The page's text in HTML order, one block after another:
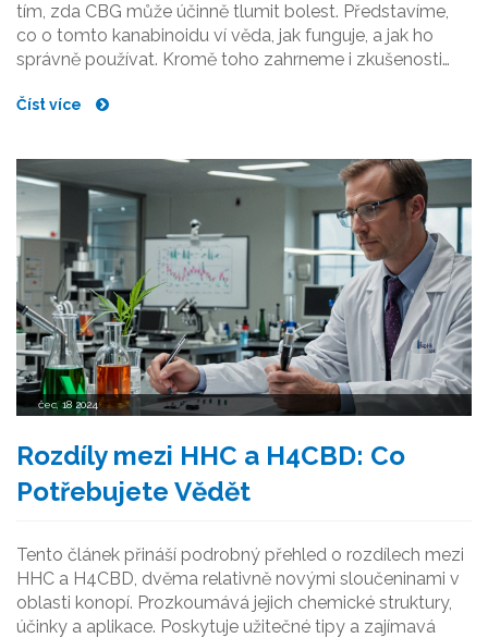
tím, zda CBG může účinně tlumit bolest. Představíme,
co o tomto kanabinoidu ví věda, jak funguje, a jak ho
správně používat. Kromě toho zahrneme i zkušenosti
Číst více
čec, 18 2024
Rozdíly mezi HHC a H4CBD: Co
Potřebujete Vědět
Tento článek přináší podrobný přehled o rozdílech mezi
HHC a H4CBD, dvěma relativně novými sloučeninami v
oblasti konopí. Prozkoumává jejich chemické struktury,
účinky a aplikace. Poskytuje užitečné tipy a zajímavá